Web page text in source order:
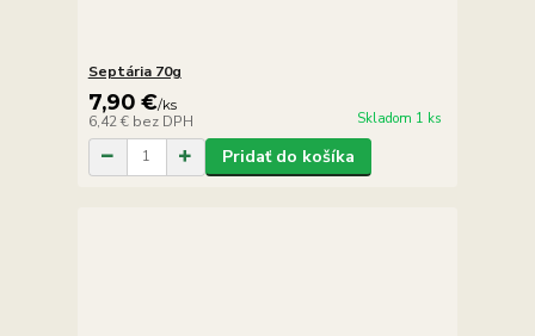
Septária 70g
7,90 €/ks
6,42 € bez DPH Skladom 1 ks
Pridať do košíka